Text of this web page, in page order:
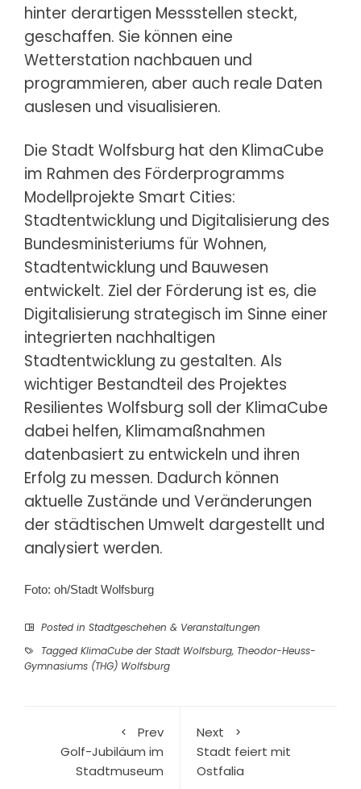
hinter derartigen Messstellen steckt,
geschaffen. Sie können eine
Wetterstation nachbauen und
programmieren, aber auch reale Daten
auslesen und visualisieren.
Die Stadt Wolfsburg hat den KlimaCube
im Rahmen des Förderprogramms
Modellprojekte Smart Cities:
Stadtentwicklung und Digitalisierung des
Bundesministeriums für Wohnen,
Stadtentwicklung und Bauwesen
entwickelt. Ziel der Förderung ist es, die
Digitalisierung strategisch im Sinne einer
integrierten nachhaltigen
Stadtentwicklung zu gestalten. Als
wichtiger Bestandteil des Projektes
Resilientes Wolfsburg soll der KlimaCube
dabei helfen, Klimamaßnahmen
datenbasiert zu entwickeln und ihren
Erfolg zu messen. Dadurch können
aktuelle Zustände und Veränderungen
der städtischen Umwelt dargestellt und
analysiert werden.
Foto: oh/Stadt Wolfsburg
Posted in Stadtgeschehen & Veranstaltungen
Tagged KlimaCube der Stadt Wolfsburg, Theodor-Heuss-
Gymnasiums (THG) Wolfsburg
Prev
Golf-Jubiläum im
Stadtmuseum
Next
Stadt feiert mit
Ostfalia